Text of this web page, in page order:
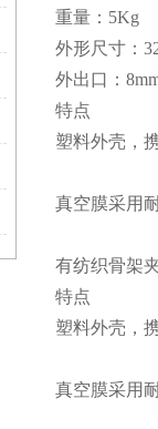
重量：5Kg
外形尺寸：
外出口：
特点
塑料外壳，
真空膜采用
有纺织骨架
特点
塑料外壳，
真空膜采用